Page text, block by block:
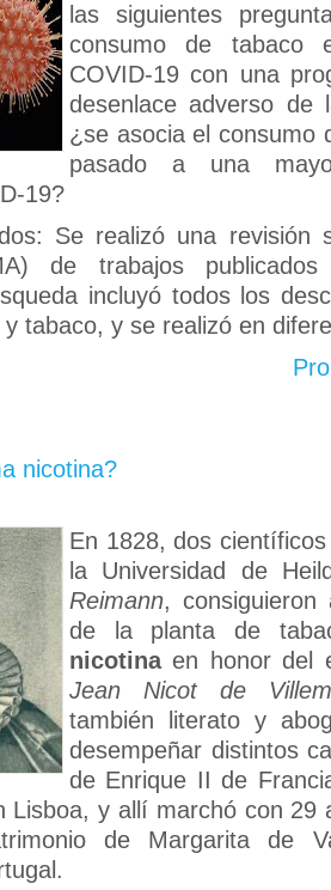
las siguientes
consumo de tabaco
COVID-19 con una
desenlace adverso de
¿se asocia el consumo
pasado a una
19?
Se realizó una revisión
de trabajos
incluyó todos los
tabaco, y se realizó en
nicotina?
En 1828,dos
la Universidad de
Reimann, consiguieron
de la planta de
nicotinaen honor del
Jean Nicot de
también literato y
desempeñar distintos
de Enrique II de
Lisboa, y allí marchó con 29
de Margarita de